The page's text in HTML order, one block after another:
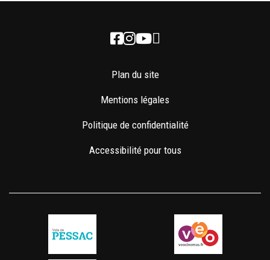
Facebook
Instagram
Youtube
Newsletter
Plan du site
Mentions légales
Politique de confidentialité
Accessibilité pour tous